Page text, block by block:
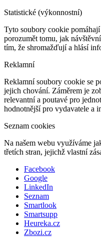
Statistické (výkonnostní)
Tyto soubory cookie
porozumět tomu, jak
tím, že shromažďují a hlásí
Reklamní
Reklamní soubory cookie se
jejich chování. Záměrem je
relevantní a poutavé pro
hodnotnější pro vydavatele a
Seznam cookies
Na našem webu využíváme
třetích stran, jejichž vlastní
Facebook
Google
LinkedIn
Seznam
Smartlook
Smartsupp
Heureka.cz
Zbozi.cz